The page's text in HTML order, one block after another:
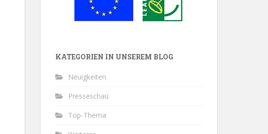
KATEGORIEN IN UNSEREM BLOG
Neuigkeiten
Presseschau
Top-Thema